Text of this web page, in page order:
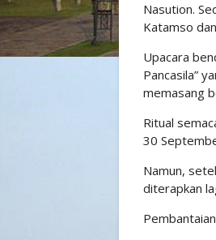
Nasution.
Katamso
Upacara
Pancasila”
memasang
Ritual
30
Namun,
diterapkan